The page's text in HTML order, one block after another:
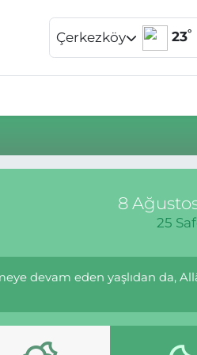
Çerkezköy 23°
8
25
devam eden yaşlıdan da,